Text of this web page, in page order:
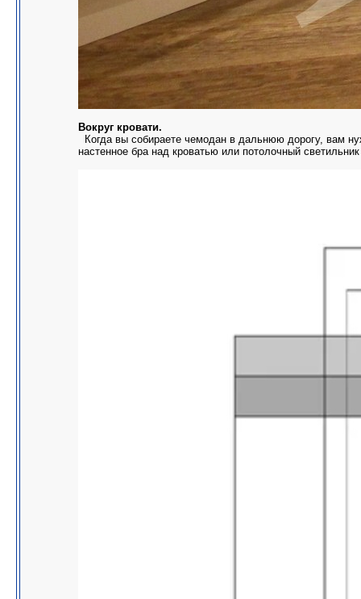
Вокруг кровати.
Когда вы собираете чемодан в дальнюю дорогу, вам
настенное бра над кроватью или потолочный